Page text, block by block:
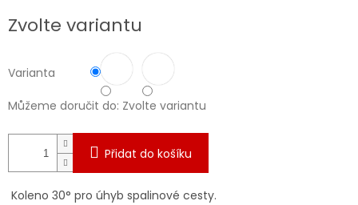
cena:
Zvolte variantu
Varianta
Můžeme doručit do: Zvolte variantu
Přidat do košíku
Koleno 30° pro úhyb spalinové cesty.